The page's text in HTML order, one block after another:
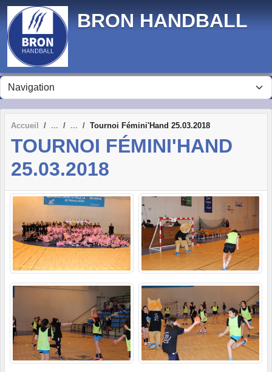
BRON HANDBALL
Accueil Tournoi Fémini'Hand 25.03.2018
TOURNOI FÉMINI'HAND
25.03.2018
Panneau de gestion des cookies